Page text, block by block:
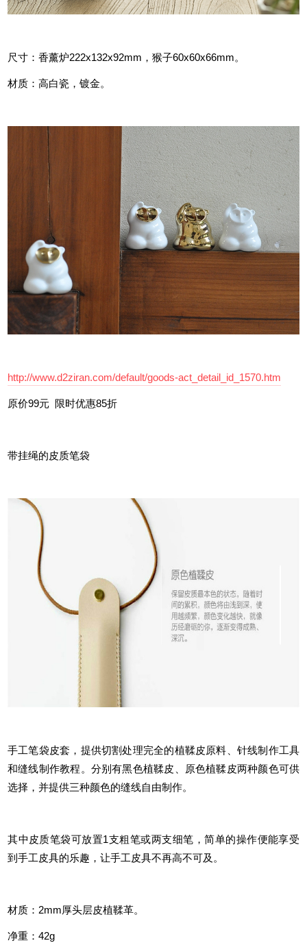
尺寸：香薰炉222x132x92mm，猴子60x60x66mm。
材质：高白瓷，镀金。
http://www.d2ziran.com/default/goods-act_detail_id_1570.htm
原价99元 限时优惠85折
带挂绳的皮质笔袋
手工笔袋皮套，提供切割处理完全的植鞣皮原料、针线制作工具
和缝线制作教程。分别有黑色植鞣皮、原色植鞣皮两种颜色可供
选择，并提供三种颜色的缝线自由制作。
其中皮质笔袋可放置1支粗笔或两支细笔，简单的操作便能享受
到手工皮具的乐趣，让手工皮具不再高不可及。
材质：2mm厚头层皮植鞣革。
净重：42g